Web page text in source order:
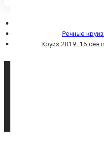
Речные
Круиз 2019, 16
Круиз 2019,